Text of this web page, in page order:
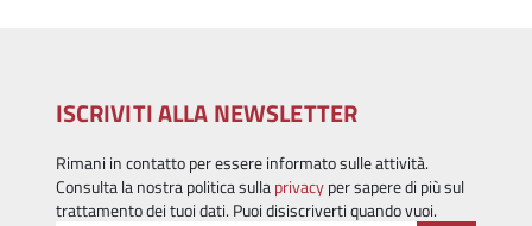
ISCRIVITI ALLA NEWSLETTER
Rimani in contatto per essere informato sulle attività.
Consulta la nostra politica sullaprivacyper sapere di più sul
trattamento dei tuoi dati. Puoi disiscriverti quando vuoi.